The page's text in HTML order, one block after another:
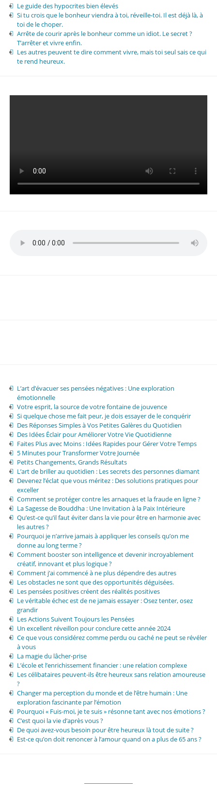
Le guide des hypocrites bien élevés
Si tu crois que le bonheur viendra à toi, réveille-toi. Il est déjà là, à
toi de le choper.
Arrête de courir après le bonheur comme un idiot. Le secret ?
T’arrêter et vivre enfin.
Les autres peuvent te dire comment vivre, mais toi seul sais ce qui
te rend heureux.
L’art d’évacuer ses pensées négatives : Une exploration
émotionnelle
Votre esprit, la source de votre fontaine de jouvence
Si quelque chose me fait peur, je dois essayer de le conquérir
Des Réponses Simples à Vos Petites Galères du Quotidien
Des Idées Éclair pour Améliorer Votre Vie Quotidienne
Faites Plus avec Moins : Idées Rapides pour Gérer Votre Temps
5 Minutes pour Transformer Votre Journée
Petits Changements, Grands Résultats
L’art de briller au quotidien : Les secrets des personnes diamant
Devenez l’éclat que vous méritez : Des solutions pratiques pour
exceller
Comment se protéger contre les arnaques et la fraude en ligne ?
La Sagesse de Bouddha : Une Invitation à la Paix Intérieure
Qu’est-ce qu’il faut éviter dans la vie pour être en harmonie avec
les autres ?
Pourquoi je n’arrive jamais à appliquer les conseils qu’on me
donne au long terme ?
Comment booster son intelligence et devenir incroyablement
créatif, innovant et plus logique ?
Comment j’ai commencé à ne plus dépendre des autres
Les obstacles ne sont que des opportunités déguisées.
Les pensées positives créent des réalités positives
Le véritable échec est de ne jamais essayer : Osez tenter, osez
grandir
Les Actions Suivent Toujours les Pensées
Un excellent réveillon pour conclure cette année 2024
Ce que vous considérez comme perdu ou caché ne peut se révéler
à vous
La magie du lâcher-prise
L’école et l’enrichissement financier : une relation complexe
Les célibataires peuvent-ils être heureux sans relation amoureuse
?
Changer ma perception du monde et de l’être humain : Une
exploration fascinante par l’émotion
Pourquoi « Fuis-moi, je te suis » résonne tant avec nos émotions ?
C’est quoi la vie d’après vous ?
De quoi avez-vous besoin pour être heureux là tout de suite ?
Est-ce qu’on doit renoncer à l’amour quand on a plus de 65 ans ?